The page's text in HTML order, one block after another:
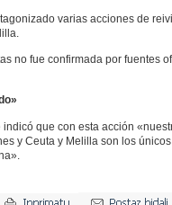
varias acciones de
no fue confirmada por fuentes
que con esta acción
y Ceuta y Melilla son los